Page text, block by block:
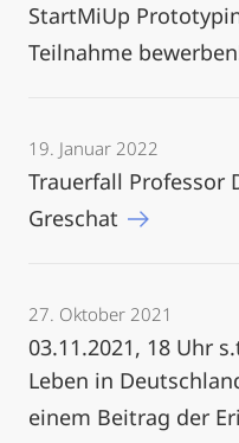
StartMiUp
Teilnahme
19. Januar 2022
Trauerfall Professor
Greschat
27. Oktober 2021
03.11.2021, 18 Uhr
Leben in
einem Beitrag der